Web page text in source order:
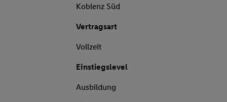
Koblenz Süd
Vertragsart
Vollzeit
Einstiegslevel
Ausbildung